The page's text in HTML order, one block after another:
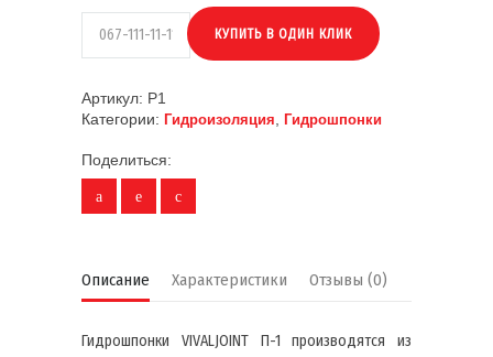
Артикул: P1
Категории: Гидроизоляция Гидрошпонки
Поделиться:
Описание Характеристики Отзывы (0)
Гидрошпонки VIVALJOINT П-1 производятся из